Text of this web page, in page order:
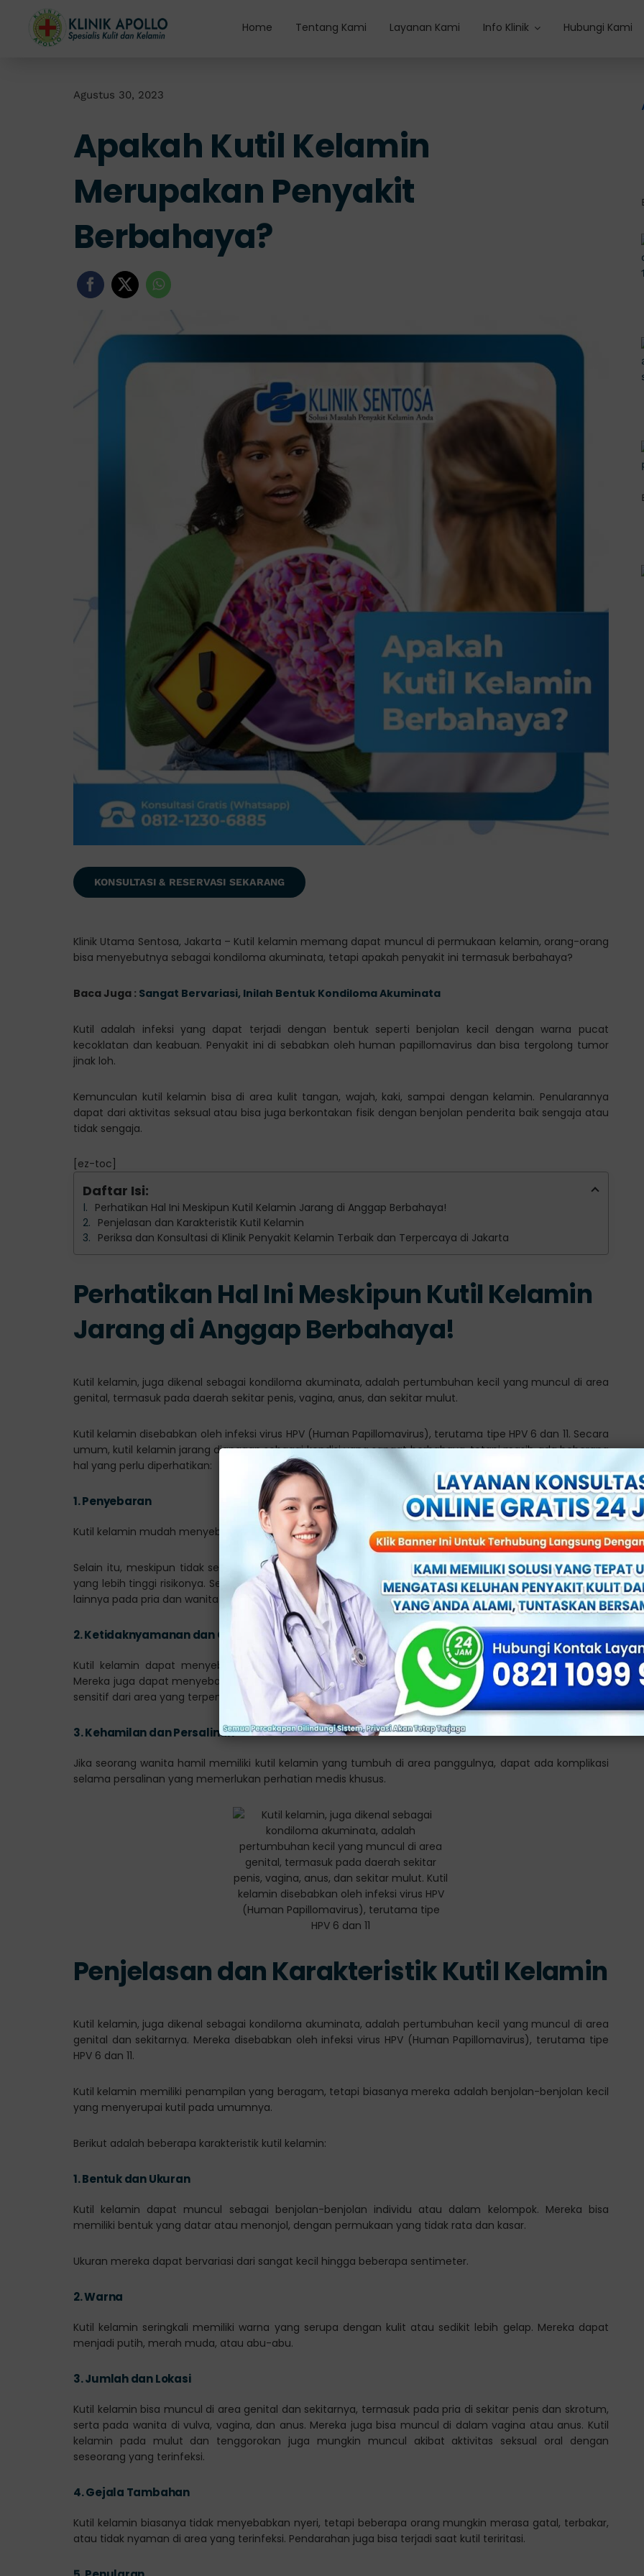
content
Home Tentang Kami Layanan Kami Info Klinik Hubungi Kami
Agustus 30, 2023
Apakah Kutil Kelamin
Merupakan Penyakit
Berbahaya?
KONSULTASI & RESERVASI SEKARANG
Klinik Utama Sentosa, Jakarta – Kutil kelamin memang dapat muncul di permukaan kelamin, orang-orang
bisa menyebutnya sebagai kondiloma akuminata, tetapi apakah penyakit ini termasuk berbahaya?
Baca Juga : Sangat Bervariasi, Inilah Bentuk Kondiloma Akuminata
Kutil adalah infeksi yang dapat terjadi dengan bentuk seperti benjolan kecil dengan warna pucat
kecoklatan dan keabuan. Penyakit ini di sebabkan oleh human papillomavirus dan bisa tergolong tumor
jinak loh.
Kemunculan kutil kelamin bisa di area kulit tangan, wajah, kaki, sampai dengan kelamin. Penularannya
dapat dari aktivitas seksual atau bisa juga berkontakan fisik dengan benjolan penderita baik sengaja atau
tidak sengaja.
[ez-toc]
Daftar Isi:
Perhatikan Hal Ini Meskipun Kutil Kelamin Jarang di Anggap Berbahaya!
Penjelasan dan Karakteristik Kutil Kelamin
Periksa dan Konsultasi di Klinik Penyakit Kelamin Terbaik dan Terpercaya di Jakarta
Perhatikan Hal Ini Meskipun Kutil Kelamin
Jarang di Anggap Berbahaya!
Kutil kelamin, juga dikenal sebagai kondiloma akuminata, adalah pertumbuhan kecil yang muncul di area
genital, termasuk pada daerah sekitar penis, vagina, anus, dan sekitar mulut.
Kutil kelamin disebabkan oleh infeksi virus HPV (Human Papillomavirus), terutama tipe HPV 6 dan 11. Secara
umum, kutil kelamin jarang dianggap sebagai kondisi yang sangat berbahaya, tetapi masih ada beberapa
hal yang perlu diperhatikan:
1.Penyebaran
Kutil kelamin mudah menyebar melalui kontak kulit-ke-kulit dengan area yang terinfeksi.
Selain itu, meskipun tidak selalu terjadi, ada risiko bahwa infeksi HPV bisa berkembang menjadi tipe HPV
yang lebih tinggi risikonya. Sehingga menyebabkan kanker serviks pada wanita dan beberapa jenis kanker
lainnya pada pria dan wanita.
2.Ketidaknyamanan dan Gangguan Psikologis
Kutil kelamin dapat menyebabkan ketidaknyamanan fisik, seperti gatal atau terasa seperti terbakar.
Mereka juga dapat menyebabkan gangguan psikologis seperti stres atau kecemasan karena karakteristik
sensitif dari area yang terpengaruh.
3.Kehamilan dan Persalinan
Jika seorang wanita hamil memiliki kutil kelamin yang tumbuh di area panggulnya, dapat ada komplikasi
selama persalinan yang memerlukan perhatian medis khusus.
Penjelasan dan Karakteristik Kutil Kelamin
Kutil kelamin, juga dikenal sebagai kondiloma akuminata, adalah pertumbuhan kecil yang muncul di area
genital dan sekitarnya. Mereka disebabkan oleh infeksi virus HPV (Human Papillomavirus), terutama tipe
HPV 6 dan 11.
Kutil kelamin memiliki penampilan yang beragam, tetapi biasanya mereka adalah benjolan-benjolan kecil
yang menyerupai kutil pada umumnya.
Berikut adalah beberapa karakteristik kutil kelamin:
1.Bentuk dan Ukuran
Kutil kelamin dapat muncul sebagai benjolan-benjolan individu atau dalam kelompok. Mereka bisa
memiliki bentuk yang datar atau menonjol, dengan permukaan yang tidak rata dan kasar.
Ukuran mereka dapat bervariasi dari sangat kecil hingga beberapa sentimeter.
2.Warna
Kutil kelamin seringkali memiliki warna yang serupa dengan kulit atau sedikit lebih gelap. Mereka dapat
menjadi putih, merah muda, atau abu-abu.
3.Jumlah dan Lokasi
Kutil kelamin bisa muncul di area genital dan sekitarnya, termasuk pada pria di sekitar penis dan skrotum,
serta pada wanita di vulva, vagina, dan anus. Mereka juga bisa muncul di dalam vagina atau anus. Kutil
kelamin pada mulut dan tenggorokan juga mungkin muncul akibat aktivitas seksual oral dengan
seseorang yang terinfeksi.
4.Gejala Tambahan
Kutil kelamin biasanya tidak menyebabkan nyeri, tetapi beberapa orang mungkin merasa gatal, terbakar,
atau tidak nyaman di area yang terinfeksi. Pendarahan juga bisa terjadi saat kutil teriritasi.